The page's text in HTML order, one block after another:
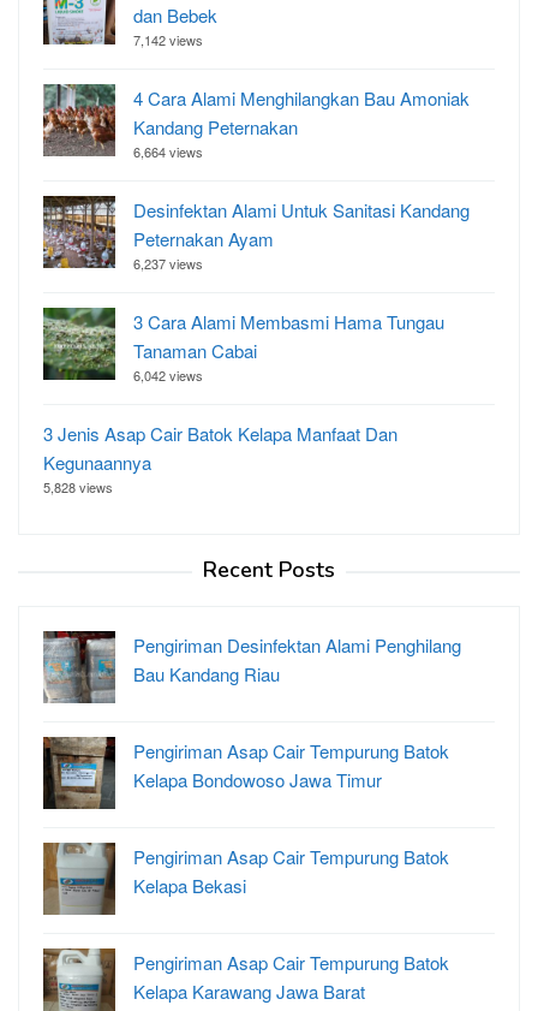
dan Bebek
7,142 views
4 Cara Alami Menghilangkan Bau Amoniak
Kandang Peternakan
6,664 views
Desinfektan Alami Untuk Sanitasi Kandang
Peternakan Ayam
6,237 views
3 Cara Alami Membasmi Hama Tungau
Tanaman Cabai
6,042 views
3 Jenis Asap Cair Batok Kelapa Manfaat Dan
Kegunaannya
5,828 views
Recent Posts
Pengiriman Desinfektan Alami Penghilang
Bau Kandang Riau
Pengiriman Asap Cair Tempurung Batok
Kelapa Bondowoso Jawa Timur
Pengiriman Asap Cair Tempurung Batok
Kelapa Bekasi
Pengiriman Asap Cair Tempurung Batok
Kelapa Karawang Jawa Barat